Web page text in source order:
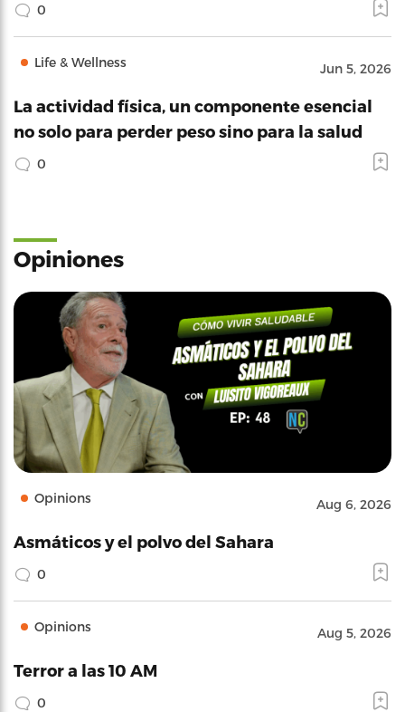
0
Life & Wellness Jun 5, 2026
La actividad física, un componente esencial
no solo para perder peso sino para la salud
0
Opiniones
Opinions Aug 6, 2026
Asmáticos y el polvo del Sahara
0
Opinions Aug 5, 2026
Terror a las 10 AM
0